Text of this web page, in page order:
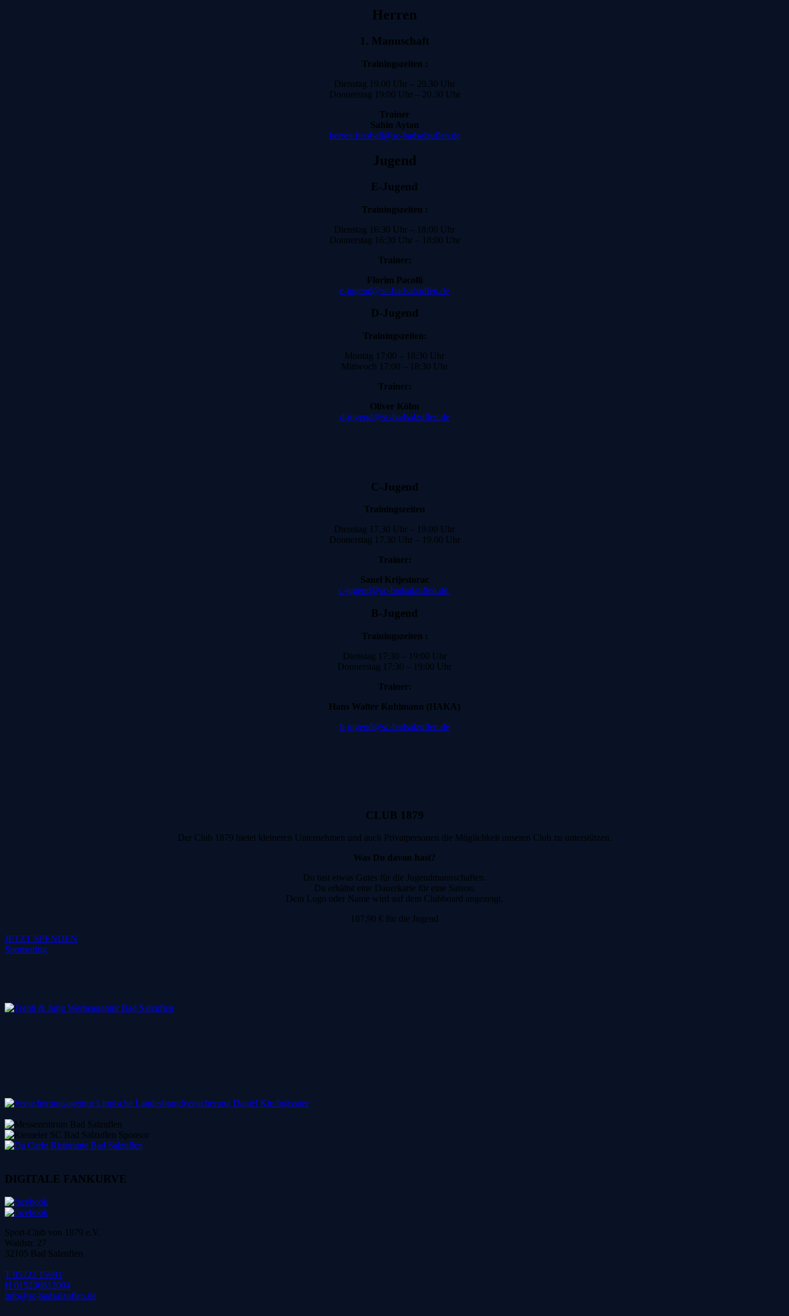
Herren
1. Mannschaft
Trainingszeiten :
Dienstag 19.00 Uhr – 20.30 Uhr
Donnerstag 19:00 Uhr – 20.30 Uhr
Trainer
Sahin Aytan
herren.fussball@sc-badsalzuflen.de
Jugend
E-Jugend
Trainingszeiten :
Dienstag 16:30 Uhr – 18:00 Uhr
Donnerstag 16:30 Uhr – 18:00 Uhr
Trainer:
Florim Pacolli
e-jugend@sc-badsalzuflen.de
D-Jugend
Trainingszeiten:
Montag 17:00 – 18:30 Uhr
Mittwoch 17:00 – 18:30 Uhr
Trainer:
Oliver Köhn
d-jugend@sc-badsalzuflen.de
C-Jugend
Trainingszeiten
Dienstag 17.30 Uhr – 19.00 Uhr
Donnerstag 17.30 Uhr – 19.00 Uhr
Trainer:
Sanel Krijestorac
c-jugend@sc-badsalzuflen.de
B-Jugend
Trainingszeiten :
Dienstag 17:30 – 19:00 Uhr
Donnerstag 17:30 – 19:00 Uhr
Trainer:
Hans Walter Kuhlmann (HAKA)
b-jugend@sc-badsalzuflen.de
CLUB 1879
Der Club 1879 bietet kleineren Unternehmen und auch Privatpersonen die Möglichkeit unseren Club zu unterstützen.
Was Du davon hast?
Du tust etwas Gutes für die Jugendmannschaften.
Du erhältst eine Dauerkarte für eine Saison.
Dein Logo oder Name wird auf dem Clubboard angezeigt.
187,90 € für die Jugend
JETZT SPENDEN
Sponsoring
DIGITALE FANKURVE
Sport-Club von 1879 e.V.
Waldstr. 27
32105 Bad Salzuflen
T 05222 15691
H 015236812004
info@sc-badsalzuflen.de